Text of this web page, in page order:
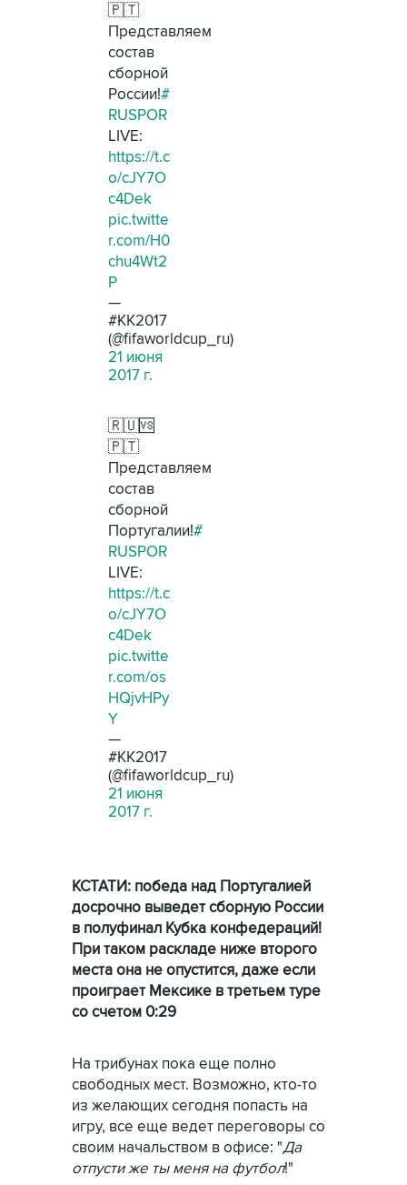
🇵🇹
Представляем
состав
сборной
России!#
RUSPOR
LIVE:
https://t.c
o/cJY7O
c4Dek
pic.twitte
r.com/H0
chu4Wt2
P
—
#КК2017
(@fifaworldcup_ru)
21 июня
2017 г.
🇷🇺🆚
🇵🇹
Представляем
состав
сборной
Португалии!#
RUSPOR
LIVE:
https://t.c
o/cJY7O
c4Dek
pic.twitte
r.com/os
HQjvHPy
Y
—
#КК2017
(@fifaworldcup_ru)
21 июня
2017 г.
КСТАТИ: победа над Португалией
досрочно выведет сборную России
в полуфинал Кубка конфедераций!
При таком раскладе ниже второго
места она не опустится, даже если
проиграет Мексике в третьем туре
со счетом 0:29
На трибунах пока еще полно
свободных мест. Возможно, кто-то
из желающих сегодня попасть на
игру, все еще ведет переговоры со
своим начальством в офисе: "Да
отпусти же ты меня на футбол!"